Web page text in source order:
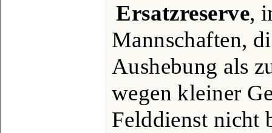
Ersatzreserve,
Mannschaften,
Aushebung als
wegen kleiner
Felddienst nicht